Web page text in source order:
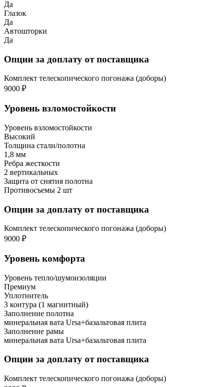
Да
Глазок
Да
Автошторки
Да
Опции за доплату от поставщика
Комплект телескопического погонажа (доборы)
9000 ₽
Уровень взломостойкости
Уровень взломостойкости
Высокий
Толщина стали/полотна
1,8 мм
Ребра жесткости
2 вертикальных
Защита от снятия полотна
Противосъемы 2 шт
Опции за доплату от поставщика
Комплект телескопического погонажа (доборы)
9000 ₽
Уровень комфорта
Уровень тепло/шумоизоляции
Премиум
Уплотнитель
3 контура (1 магнитный)
Заполнение полотна
минеральная вата Ursa+базальтовая плита
Заполнение рамы
минеральная вата Ursa+базальтовая плита
Опции за доплату от поставщика
Комплект телескопического погонажа (доборы)